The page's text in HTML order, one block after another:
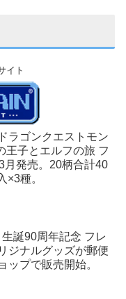
イト
ラゴンクエストモン
王子とエルフの旅 フ
月発売。20柄合計40
×3種。
誕90周年記念 フレ
ジナルグッズが郵便
ップで販売開始。